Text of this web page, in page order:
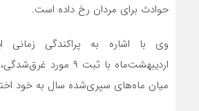
حوادث برای مردان رخ داده است.
وی با اشاره به پراکندگی
اردیبهشت‌ماه با ثبت ۹
میان ماه‌های سپری‌شده سال به خود